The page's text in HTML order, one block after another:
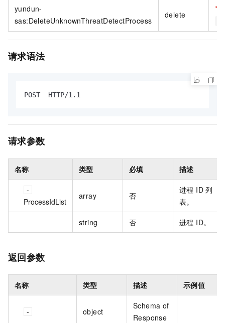
yundun-
sas:DeleteUnknownThreatDetectProcess
delete
*
请求语法
POST  HTTP/1.1
请求参数
名称 类型 必填 描述
ProcessIdList
array 否
进程 ID 列
表。
string 否 进程 ID。
返回参数
名称 类型 描述 示例值
object
Schema of
Response